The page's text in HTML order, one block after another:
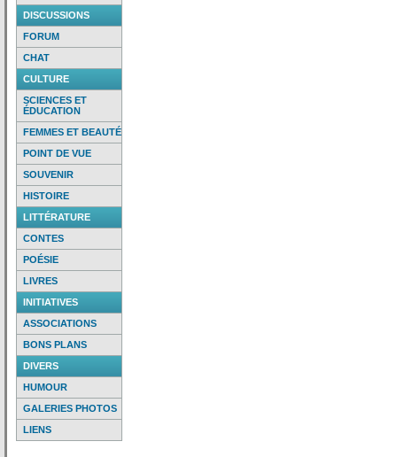
DISCUSSIONS
FORUM
CHAT
CULTURE
SCIENCES ET
ÉDUCATION
FEMMES ET BEAUTÉ
POINT DE VUE
SOUVENIR
HISTOIRE
LITTÉRATURE
CONTES
POÉSIE
LIVRES
INITIATIVES
ASSOCIATIONS
BONS PLANS
DIVERS
HUMOUR
GALERIES PHOTOS
LIENS